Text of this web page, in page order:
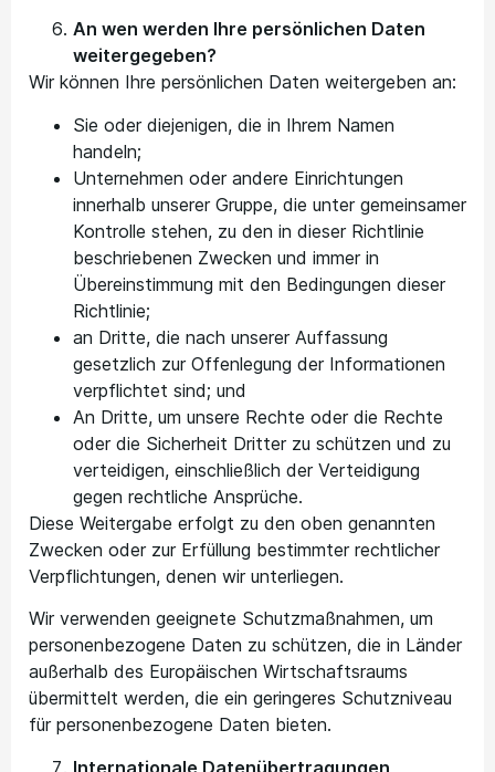
An wen werden Ihre persönlichen Daten
weitergegeben?
Wir können Ihre persönlichen Daten weitergeben an:
Sie oder diejenigen, die in Ihrem Namen
handeln;
Unternehmen oder andere Einrichtungen
innerhalb unserer Gruppe, die unter gemeinsamer
Kontrolle stehen, zu den in dieser Richtlinie
beschriebenen Zwecken und immer in
Übereinstimmung mit den Bedingungen dieser
Richtlinie;
an Dritte, die nach unserer Auffassung
gesetzlich zur Offenlegung der Informationen
verpflichtet sind; und
An Dritte, um unsere Rechte oder die Rechte
oder die Sicherheit Dritter zu schützen und zu
verteidigen, einschließlich der Verteidigung
gegen rechtliche Ansprüche.
Diese Weitergabe erfolgt zu den oben genannten
Zwecken oder zur Erfüllung bestimmter rechtlicher
Verpflichtungen, denen wir unterliegen.
Wir verwenden geeignete Schutzmaßnahmen, um
personenbezogene Daten zu schützen, die in Länder
außerhalb des Europäischen Wirtschaftsraums
übermittelt werden, die ein geringeres Schutzniveau
für personenbezogene Daten bieten.
Internationale Datenübertragungen